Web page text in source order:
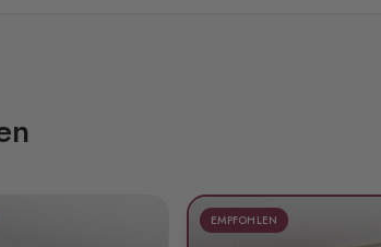
EMPFOHLEN